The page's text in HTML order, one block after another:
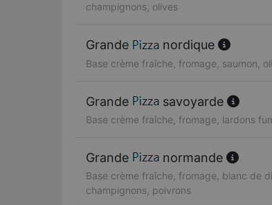
champignons, olives
Grande nordique
Base crème fraîche, fromage, saumon,
Grande savoyarde
Base crème fraîche, fromage, lardons
Grande normande
Base crème fraîche, fromage, blanc de
champignons, poivrons